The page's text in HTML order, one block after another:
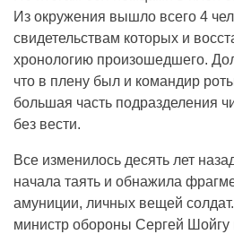
Из окружения вышло всего 4
свидетельствам которых и
хронологию произошедшего.
что в плену был и командир
большая часть подразделения
без вести.
Все изменилось десять лет
начала таять и обнажила
амуниции, личных вещей
министр обороны Сергей Шойгу